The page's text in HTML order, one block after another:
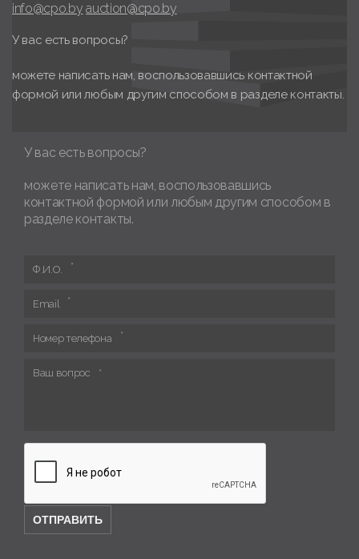
info@cpo.by auction@cpo.by
У вас есть вопросы?
можете написать нам, воспользовавшись контактной
формой или любым другим способом в разделе контакты.
У вас есть вопросы?
можете написать нам, воспользовавшись
контактной формой или любым другим способом в
разделе контакты.
Ф.И.О.
Email
Номер телефона
Ваш вопрос